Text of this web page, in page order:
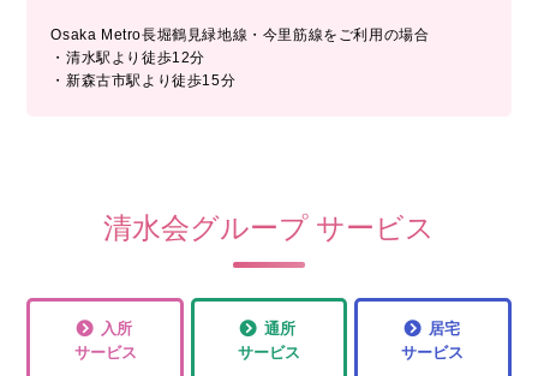
Osaka Metro長堀鶴見緑地線・今里筋線をご利用の場合
・清水駅より徒歩12分
・新森古市駅より徒歩15分
清水会グループ サービス
入所
サービス
通所
サービス
居宅
サービス